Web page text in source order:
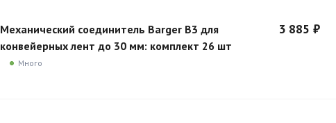
Механический соединитель Barger B3 для
конвейерных лент до 30 мм: комплект 26 шт
Много
3 885 ₽